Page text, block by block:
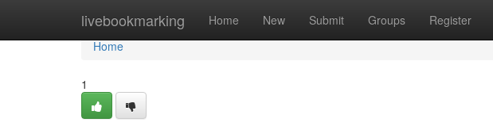
livebookmarking Home New Submit Groups Register
Home
Home
1